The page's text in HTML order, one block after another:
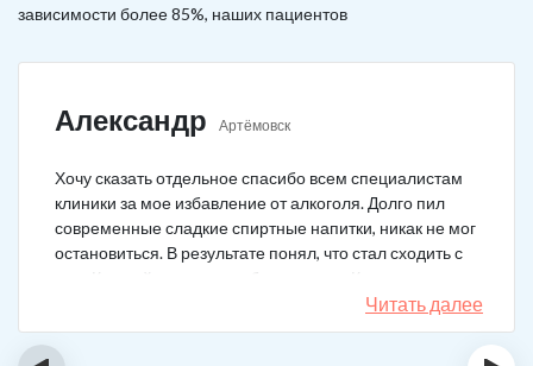
зависимости более 85%, наших пациентов
Александр Артёмовск
Хочу сказать отдельное спасибо всем специалистам
клиники за мое избавление от алкоголя. Долго пил
современные сладкие спиртные напитки, никак не мог
остановиться. В результате понял, что стал сходить с
ума. Каждый день не мог без выпивки. Когда осознал,
понял, что надо что-то в своей жизни менять. Нашел
телефон клиники в интернете, сразу приехал и
Читать далее